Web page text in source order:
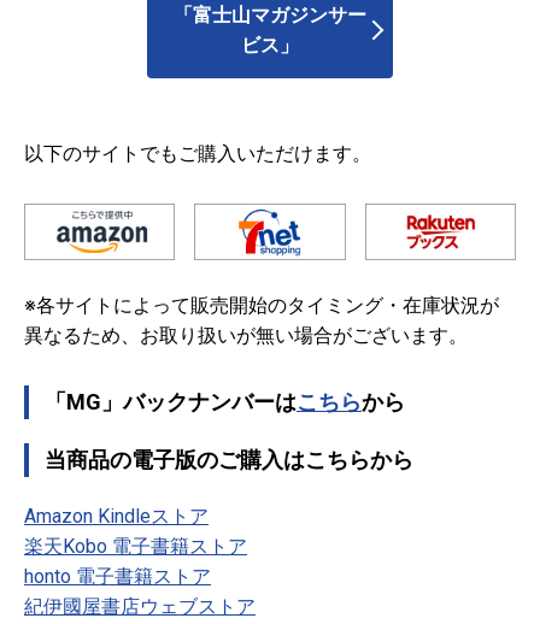
「富士山マガジンサー
ビス」
以下のサイトでもご購入いただけます。
※各サイトによって販売開始のタイミング・在庫状況が
異なるため、お取り扱いが無い場合がございます。
「MG」バックナンバーはこちらから
当商品の電子版のご購入はこちらから
Amazon Kindleストア
楽天Kobo 電子書籍ストア
honto 電子書籍ストア
紀伊國屋書店ウェブストア